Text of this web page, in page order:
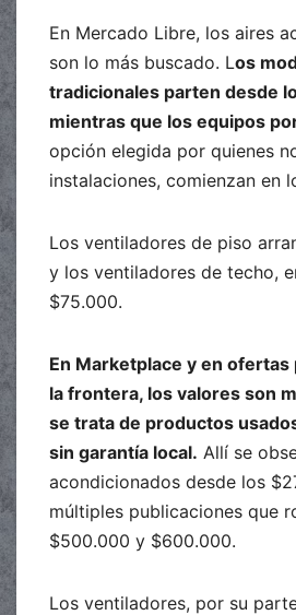
En Mercado Libre, los aires
son lo más buscado. Los
tradicionales parten desde
mientras que los equipos
opción elegida por quienes
instalaciones, comienzan en
Los ventiladores de piso
y los ventiladores de techo,
$75.000.
En Marketplace y en
la frontera, los valores son
se trata de productos
sin garantía local. Allí se
acondicionados desde los
múltiples publicaciones que
$500.000 y $600.000.
Los ventiladores, por su